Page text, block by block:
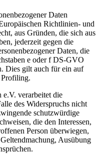
Daten
Richtlinien- und
aus Gründen, die sich aus
jederzeit gegen die
Daten, die
e oder f DS-GVO
Dies gilt auch für ein auf
Profiling.
verarbeitet die
des Widerspruchs nicht
schutzwürdige
die den Interessen,
Person überwiegen,
Ausübung